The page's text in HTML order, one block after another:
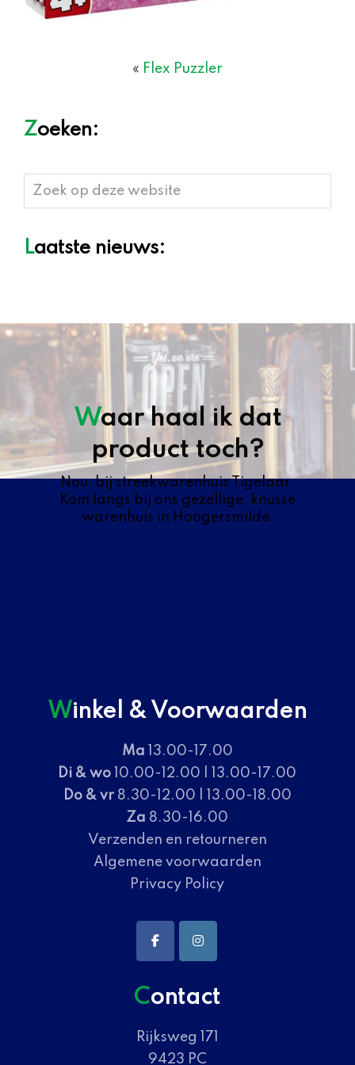
« Flex Puzzler
Zoeken:
Zoek
op
website
Laatste nieuws:
Waar haal ik dat
product toch?
Nou, bij streekwarenhuis Tigelaar.
Kom langs bij ons gezellige, knusse
warenhuis in Hoogersmilde.
Winkel & Voorwaarden
Ma 13.00-17.00
Di & wo 10.00-12.00 | 13.00-17.00
Do & vr8.30-12.00 | 13.00-18.00
Za 8.30-16.00
Verzenden en retourneren
Algemene voorwaarden
Privacy Policy
Contact
Rijksweg 171
9423 PC